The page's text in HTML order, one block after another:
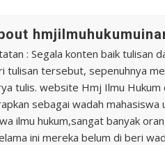
: Segala konten baik tulisan
tulisan tersebut, sepenuhnya
tulis. website Hmj Ilmu Hukum
sebagai wadah
ilmu hukum,sangat banyak
ini mereka belum di beri